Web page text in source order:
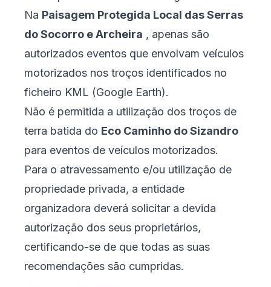
Na Paisagem Protegida Local das Serras
do Socorro e Archeira , apenas são
autorizados eventos que envolvam veículos
motorizados nos troços identificados no
ficheiro KML (Google Earth).
Não é permitida a utilização dos troços de
terra batida do Eco Caminho do Sizandro
para eventos de veículos motorizados.
Para o atravessamento e/ou utilização de
propriedade privada, a entidade
organizadora deverá solicitar a devida
autorização dos seus proprietários,
certificando-se de que todas as suas
recomendações são cumpridas.